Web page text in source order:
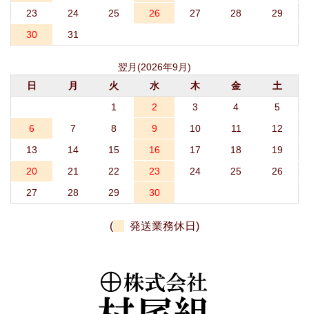
23
24 25 26 27 28
29
30
31
翌月(2026年9月)
日
月 火 水 木 金
土
1
2 3 4
5
6
7 8 9 10 11
12
13
14 15 16 17 18
19
20
21 22 23 24 25
26
27
28 29 30
( 発送業務休日)